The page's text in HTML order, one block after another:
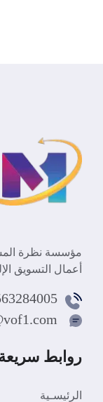
مؤسسة نظرة
أعمال التسويق
روابط
الرئيسـية